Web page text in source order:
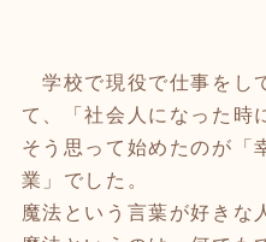
学校で現役で仕事をし
て、「社会人になった時
そう思って始めたのが「
業」でした。
魔法という言葉が好きな